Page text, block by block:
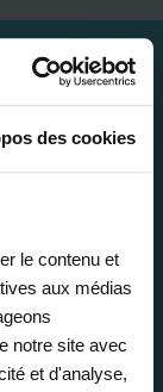
des cookies
le contenu et
aux médias
notre site avec
et d'analyse,